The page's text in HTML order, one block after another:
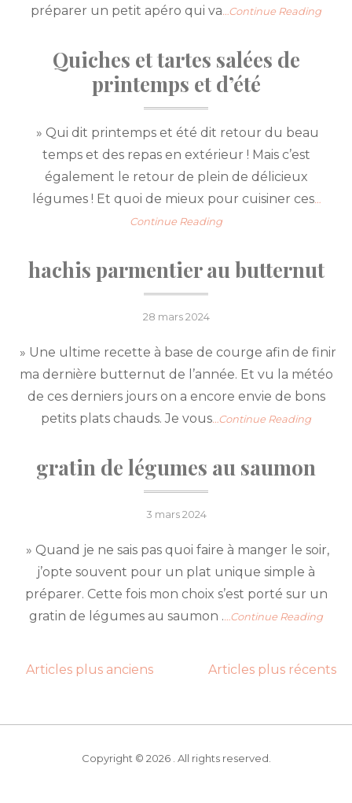
préparer un petit apéro qui va…Continue Reading
Quiches et tartes salées de
printemps et d’été
» Qui dit printemps et été dit retour du beau
temps et des repas en extérieur ! Mais c’est
également le retour de plein de délicieux
légumes ! Et quoi de mieux pour cuisiner ces…
Continue Reading
hachis parmentier au butternut
Posted
28 mars 2024
» Une ultime recette à base de courge afin de finir
ma dernière butternut de l’année. Et vu la météo
de ces derniers jours on a encore envie de bons
petits plats chauds. Je vous…Continue Reading
gratin de légumes au saumon
Posted
3 mars 2024
» Quand je ne sais pas quoi faire à manger le soir,
j’opte souvent pour un plat unique simple à
préparer. Cette fois mon choix s’est porté sur un
gratin de légumes au saumon .…Continue Reading
Navigation
articles
Articles plus anciens Articles plus récents
Copyright © 2026 . All rights reserved.